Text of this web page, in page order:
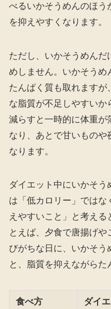
べるいかそうめんのほう
を抑えやすくなります。
ただし、いかそうめんだ
めしません。いかそうめ
たんぱく質も取れます
な脂質が不足しやすいか
減らすと一時的に体重が
なり、あとで甘いものや
なります。
ダイエット中にいかそ
は「低カロリー」では
えやすいこと」と考え
とえば、夕食で唐揚げ
びがちな日に、いかそう
と、脂質を抑えながらた
食べ方 ダイ